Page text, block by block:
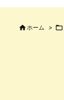
 ホーム > 